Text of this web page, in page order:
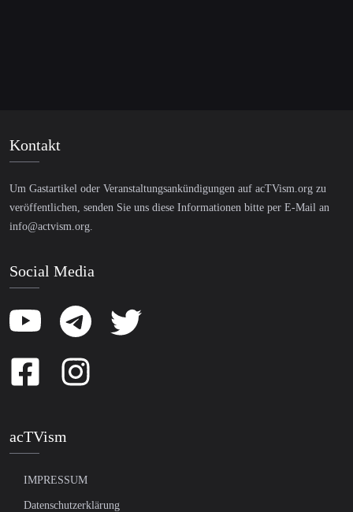
Kontakt
Um Gastartikel oder Veranstaltungsankündigungen auf acTVism.org zu
veröffentlichen, senden Sie uns diese Informationen bitte per E-Mail an
info@actvism.org
Social Media
acTVism
IMPRESSUM
Datenschutzerklärung